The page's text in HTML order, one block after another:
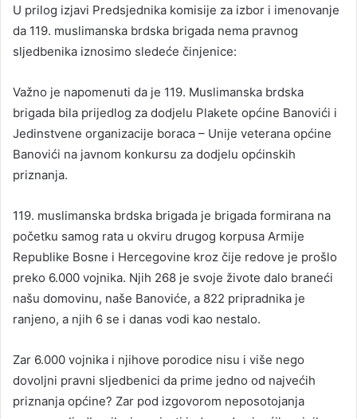
U prilog izjavi Predsjednika komisije za izbor i imenovanje
da 119. muslimanska brdska brigada nema pravnog
sljedbenika iznosimo sledeće činjenice:
Važno je napomenuti da je 119. Muslimanska brdska
brigada bila prijedlog za dodjelu Plakete općine Banovići i
Jedinstvene organizacije boraca – Unije veterana općine
Banovići na javnom konkursu za dodjelu općinskih
priznanja.
119. muslimanska brdska brigada je brigada formirana na
početku samog rata u okviru drugog korpusa Armije
Republike Bosne i Hercegovine kroz čije redove je prošlo
preko 6.000 vojnika. Njih 268 je svoje živote dalo braneći
našu domovinu, naše Banoviće, a 822 pripradnika je
ranjeno, a njih 6 se i danas vodi kao nestalo.
Zar 6.000 vojnika i njihove porodice nisu i više nego
dovoljni pravni sljedbenici da prime jedno od najvećih
priznanja općine? Zar pod izgovorom neposotojanja